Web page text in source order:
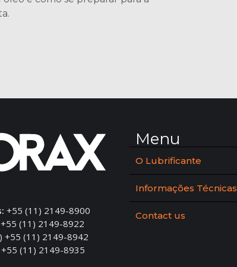
+55 (11) 2149-8900
(11) 2149-8922
) +55 (11) 2149-8942
+55 (11) 2149-8935
Menu
O Lubrificante
Informações Técnicas
Contact us